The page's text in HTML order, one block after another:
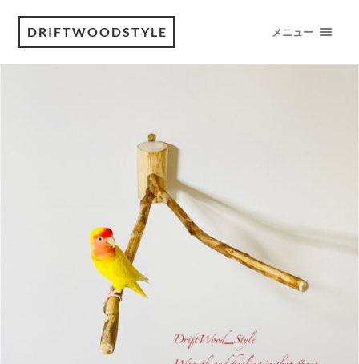
DRIFTWOODSTYLE メニュー